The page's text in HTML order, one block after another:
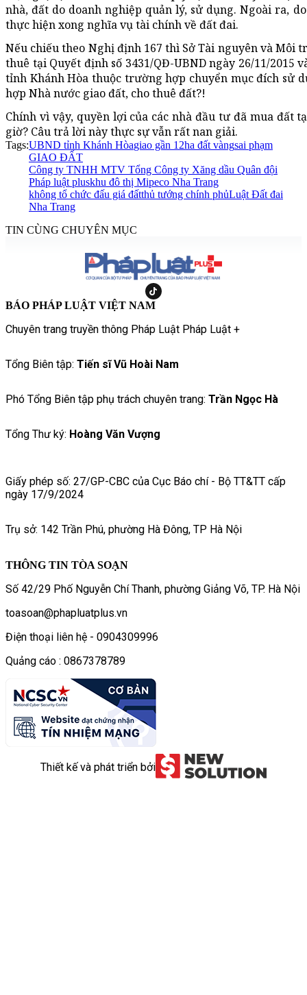
nhà, đất do doanh nghiệp quản lý, sử dụng. Ngoài ra,
thực hiện xong nghĩa vụ tài chính về đất đai.
Nếu chiếu theo Nghị định 167 thì Sở Tài nguyên và Môi
thuê tại Quyết định số 3431/QĐ-UBND ngày 26/11/2015
tỉnh Khánh Hòa thuộc trường hợp chuyển mục đích sử
hợp Nhà nước giao đất, cho thuê đất?!
Chính vì vậy, quyền lợi của các nhà đầu tư đã mua đất
giờ? Câu trả lời này thực sự vẫn rất nan giải.
Tags:UBND tỉnh Khánh Hòagiao gần 12ha đất vàngsai phạm
GIAO ĐẤT
Công ty TNHH MTV Tổng Công ty Xăng dầu Quân đội
Pháp luật pluskhu đô thị Mipeco Nha Trang
không tổ chức đấu giá đấtthủ tướng chính phủLuật Đất đai
Nha Trang
TIN CÙNG CHUYÊN MỤC
BÁO PHÁP LUẬT VIỆT NAM
Chuyên trang truyền thông Pháp Luật Pháp Luật +
Tổng Biên tập: Tiến sĩ Vũ Hoài Nam
Phó Tổng Biên tập phụ trách chuyên trang: Trần Ngọc Hà
Tổng Thư ký: Hoàng Văn Vượng
Giấy phép số: 27/GP-CBC của Cục Báo chí - Bộ TT&TT cấp
ngày 17/9/2024
Trụ sở: 142 Trần Phú, phường Hà Đông, TP Hà Nội
THÔNG TIN TÒA SOẠN
Số 42/29 Phố Nguyễn Chí Thanh, phường Giảng Võ, TP. Hà Nội
toasoan@phapluatplus.vn
Điện thoại liên hệ - 0904309996
Quảng cáo : 0867378789
Thiết kế và phát triển bởi